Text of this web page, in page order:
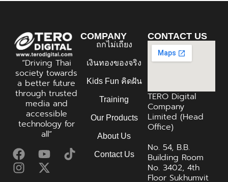
“Driving Thai
society towards
a better future
through trusted
media and
accessible
technology for
all”
COMPANY
ถกไม่เถียง
เงินทองของจริง
Kids Fun คิดฝัน
Training
Our Products
About Us
Contact Us
CONTACT US
TERO Digital
Company
Limited (Head
Office)
No. 54, B.B.
Building Room
No. 3402, 4th
Floor Sukhumvit